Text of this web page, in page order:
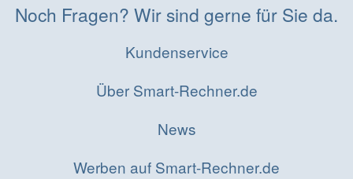
Noch Fragen? Wir sind gerne für Sie da.
Kundenservice
Über Smart-Rechner.de
News
Werben auf Smart-Rechner.de